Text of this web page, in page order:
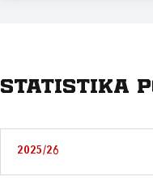
Statistika
2025/26